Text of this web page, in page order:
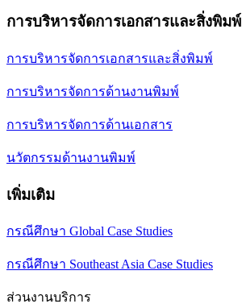
การบริหารจัดการเอกสารและสิ่งพิมพ์
การบริหารจัดการเอกสารและสิ่งพิมพ์
การบริหารจัดการด้านงานพิมพ์
การบริหารจัดการด้านเอกสาร
นวัตกรรมด้านงานพิมพ์
เพิ่มเติม
กรณีศึกษา Global Case Studies
กรณีศึกษา Southeast Asia Case Studies
ส่วนงานบริการ